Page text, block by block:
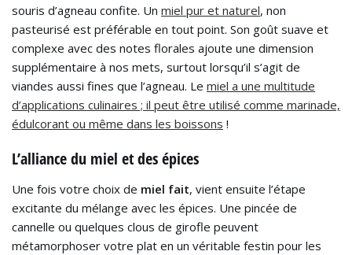
souris d’agneau confite. Un miel pur et naturel, non
pasteurisé est préférable en tout point. Son goût suave et
complexe avec des notes florales ajoute une dimension
supplémentaire à nos mets, surtout lorsqu’il s’agit de
viandes aussi fines que l’agneau. Le miel a une multitude
d’applications culinaires ; il peut être utilisé comme marinade,
édulcorant ou même dans les boissons !
L’alliance du miel et des épices
Une fois votre choix de miel fait, vient ensuite l’étape
excitante du mélange avec les épices. Une pincée de
cannelle ou quelques clous de girofle peuvent
métamorphoser votre plat en un véritable festin pour les